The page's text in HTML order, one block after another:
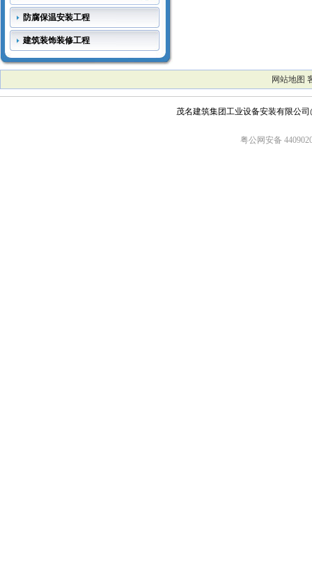
防腐保温安装工程
建筑装饰装修工程
网站地图
茂名建筑集团工业设备安装有限公司
粤公网安备